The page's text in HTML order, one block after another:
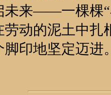
未来——一棵棵“
劳动的泥土中扎
脚印地坚定迈进